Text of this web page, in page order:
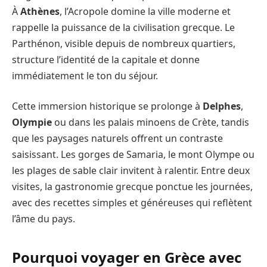
ÀAthènes, l’Acropole domine la ville moderne et
rappelle la puissance de la civilisation grecque. Le
Parthénon, visible depuis de nombreux quartiers,
structure l’identité de la capitale et donne
immédiatement le ton du séjour.
Cette immersion historique se prolonge à Delphes,
Olympie ou dans les palais minoens de Crète, tandis
que les paysages naturels offrent un contraste
saisissant. Les gorges de Samaria, le mont Olympe ou
les plages de sable clair invitent à ralentir. Entre deux
visites, la gastronomie grecque ponctue les journées,
avec des recettes simples et généreuses qui reflètent
l’âme du pays.
Pourquoi voyager en Grèce avec